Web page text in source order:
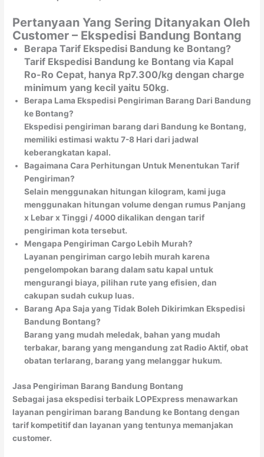
Pertanyaan Yang Sering Ditanyakan Oleh
Customer – Ekspedisi Bandung Bontang
Berapa Tarif Ekspedisi Bandung ke Bontang?
Tarif Ekspedisi Bandung ke Bontang via Kapal
Ro-Ro Cepat, hanya Rp7.300/kg dengan charge
minimum yang kecil yaitu 50kg.
Berapa Lama Ekspedisi Pengiriman Barang Dari Bandung
ke Bontang?
Ekspedisi pengiriman barang dari Bandung ke Bontang,
memiliki estimasi waktu 7-8 Hari dari jadwal
keberangkatan kapal.
Bagaimana Cara Perhitungan Untuk Menentukan Tarif
Pengiriman?
Selain menggunakan hitungan kilogram, kami juga
menggunakan hitungan volume dengan rumus Panjang
x Lebar x Tinggi / 4000 dikalikan dengan tarif
pengiriman kota tersebut.
Mengapa Pengiriman Cargo Lebih Murah?
Layanan pengiriman cargo lebih murah karena
pengelompokan barang dalam satu kapal untuk
mengurangi biaya, pilihan rute yang efisien, dan
cakupan sudah cukup luas.
Barang Apa Saja yang Tidak Boleh Dikirimkan Ekspedisi
Bandung Bontang?
Barang yang mudah meledak, bahan yang mudah
terbakar, barang yang mengandung zat Radio Aktif, obat
obatan terlarang, barang yang melanggar hukum.
Jasa Pengiriman Barang Bandung Bontang
Sebagai jasa ekspedisi terbaik LOPExpress menawarkan
layanan pengiriman barang Bandung ke Bontang dengan
tarif kompetitif dan layanan yang tentunya memanjakan
customer.